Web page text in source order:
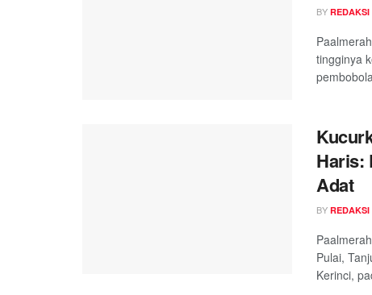
BY REDAKSI
tingginya
Haris:
Adat
BY REDAKSI
Pulai,
Kerinci,